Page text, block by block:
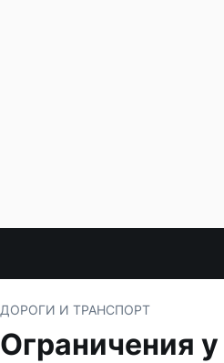
ДОРОГИ И ТРАНСПОРТ
Ограничения